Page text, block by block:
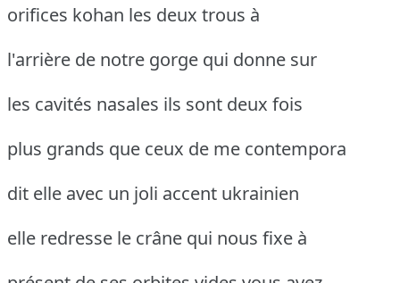
orifices kohan les deux trous à
l'arrière de notre gorge qui donne sur
les cavités nasales ils sont deux fois
plus grands que ceux de me contempora
dit elle avec un joli accent ukrainien
elle redresse le crâne qui nous fixe à